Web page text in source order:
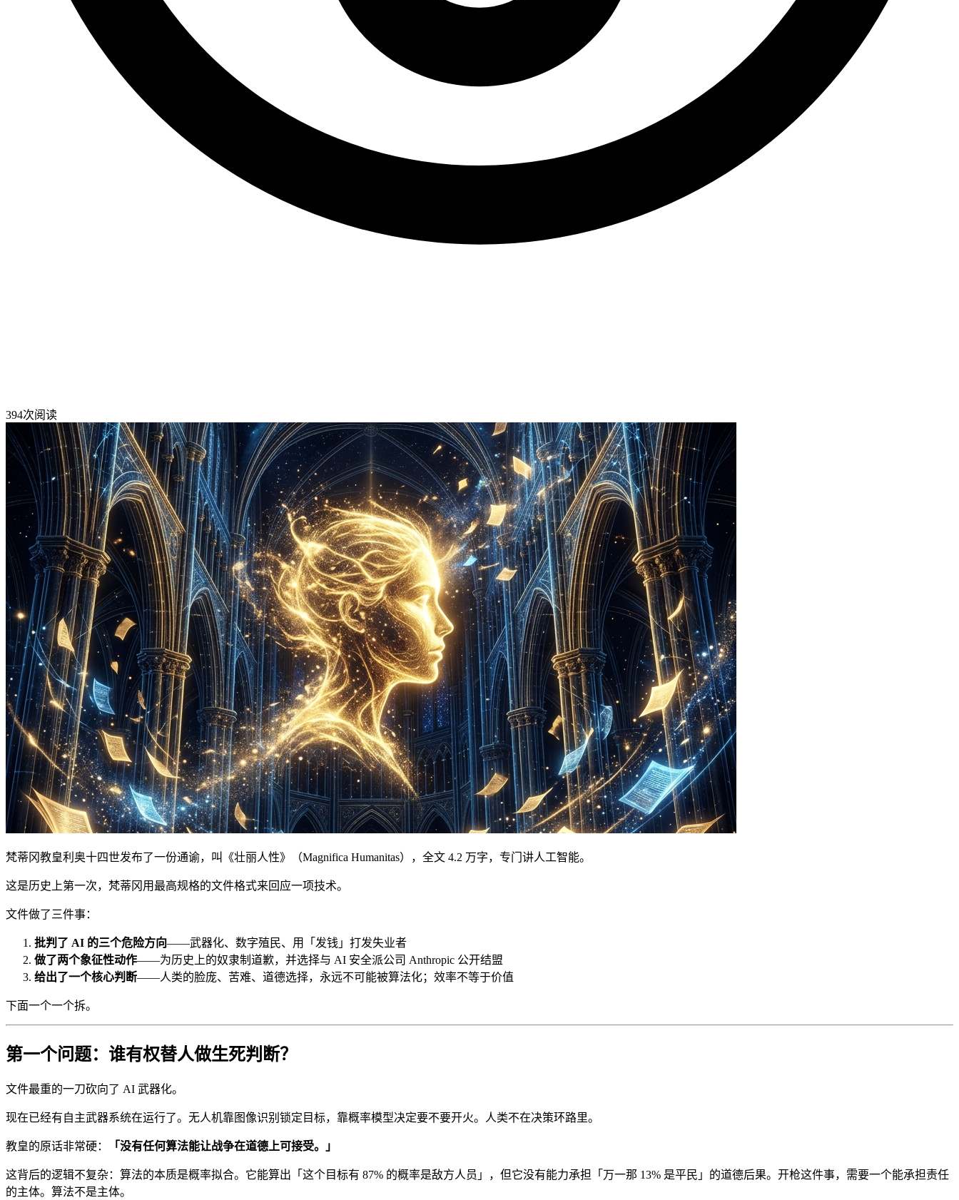
394次阅读
梵蒂冈教皇利奥十四世发布了一份通谕，叫《壮丽人性》（Magnifica Humanitas），全文 4.2 万字，专门讲人工智能。
这是历史上第一次，梵蒂冈用最高规格的文件格式来回应一项技术。
文件做了三件事：
批判了 AI 的三个危险方向——武器化、数字殖民、用「发钱」打发失业者
做了两个象征性动作——为历史上的奴隶制道歉，并选择与 AI 安全派公司 Anthropic 公开结盟
给出了一个核心判断——人类的脸庞、苦难、道德选择，永远不可能被算法化；效率不等于价值
下面一个一个拆。
第一个问题：谁有权替人做生死判断？
文件最重的一刀砍向了 AI 武器化。
现在已经有自主武器系统在运行了。无人机靠图像识别锁定目标，靠概率模型决定要不要开火。人类不在决策环路里。
教皇的原话非常硬： 「没有任何算法能让战争在道德上可接受。」
这背后的逻辑不复杂：算法的本质是概率拟合。它能算出「这个目标有 87% 的概率是敌方人员」，但它没有能力承担「万一那 13% 是平民」的道德后果。开枪这件事，需要一个能承担责任
的主体。算法不是主体。